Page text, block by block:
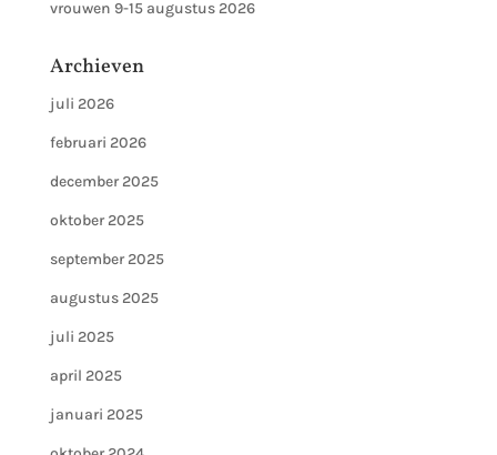
vrouwen 9-15 augustus 2026
Archieven
juli 2026
februari 2026
december 2025
oktober 2025
september 2025
augustus 2025
juli 2025
april 2025
januari 2025